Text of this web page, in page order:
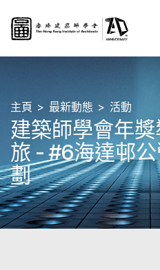
主頁 最新動態 活動
建築師學會年
旅 - #6海達邨
劃